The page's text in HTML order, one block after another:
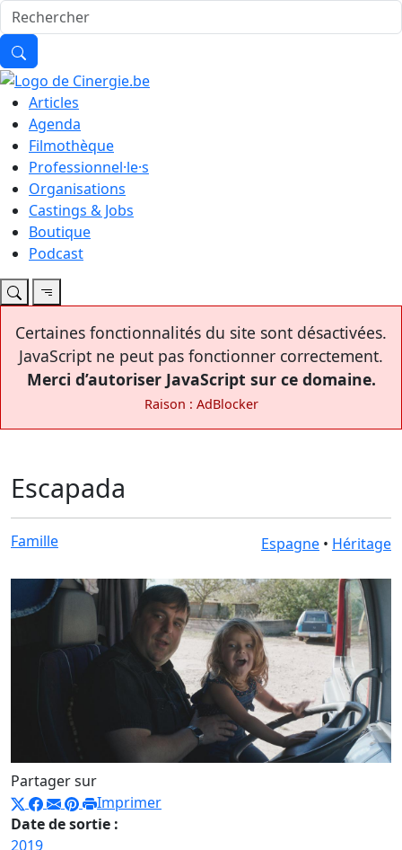
Articles
Agenda
Filmothèque
Professionnel·le·s
Organisations
Castings & Jobs
Boutique
Podcast
Certaines fonctionnalités du site sont désactivées.
JavaScript ne peut pas fonctionner correctement.
Merci d’autoriser JavaScript sur ce domaine.
Raison : AdBlocker
Escapada
Famille Espagne • Héritage
Partager sur
Imprimer
Date de sortie :
2019